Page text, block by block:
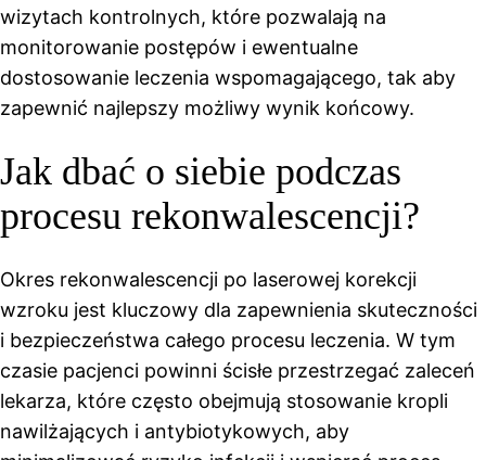
wizytach kontrolnych, które pozwalają na
monitorowanie postępów i ewentualne
dostosowanie leczenia wspomagającego, tak aby
zapewnić najlepszy możliwy wynik końcowy.
Jak dbać o siebie podczas
procesu rekonwalescencji?
Okres rekonwalescencji po laserowej korekcji
wzroku jest kluczowy dla zapewnienia skuteczności
i bezpieczeństwa całego procesu leczenia. W tym
czasie pacjenci powinni ścisłe przestrzegać zaleceń
lekarza, które często obejmują stosowanie kropli
nawilżających i antybiotykowych, aby